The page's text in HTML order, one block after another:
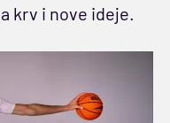
krv i nove ideje.